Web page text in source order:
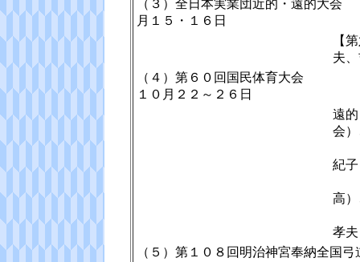
（３）全日本実業団
月１５・１６日
【
夫
（４）第６０回
１０月２２～２６日
遠
会
紀子
高
孝夫
（５）第１０８回明治神